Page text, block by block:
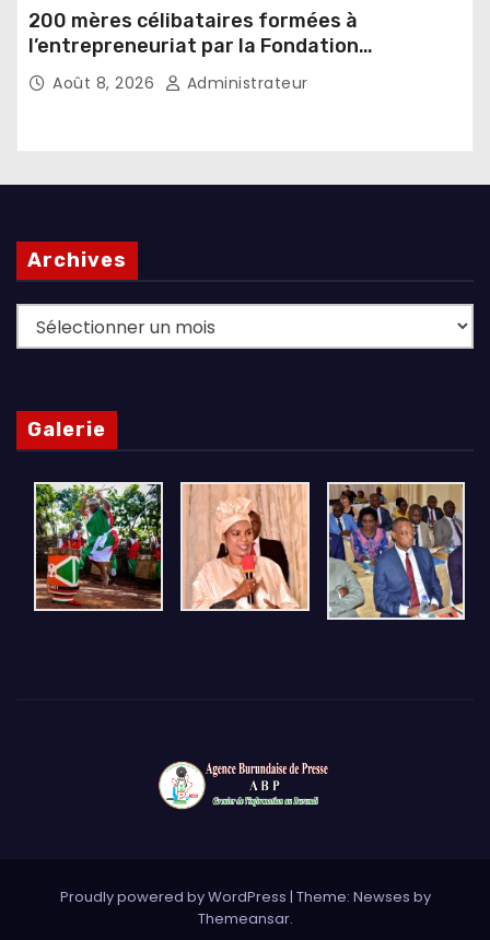
200 mères célibataires formées à
l’entrepreneuriat par la Fondation
Umugiraneza et l’OPDD
Août 8, 2026 Administrateur
Archives
Archives
Galerie
Proudly powered by WordPress | Theme: Newses by
Themeansar.